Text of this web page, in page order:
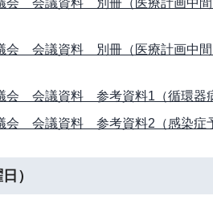
会議資料 別冊（医療計画中間
会議資料 別冊（医療計画中間
会議資料 参考資料1（循環器
会 会議資料 参考資料2（感染症
）